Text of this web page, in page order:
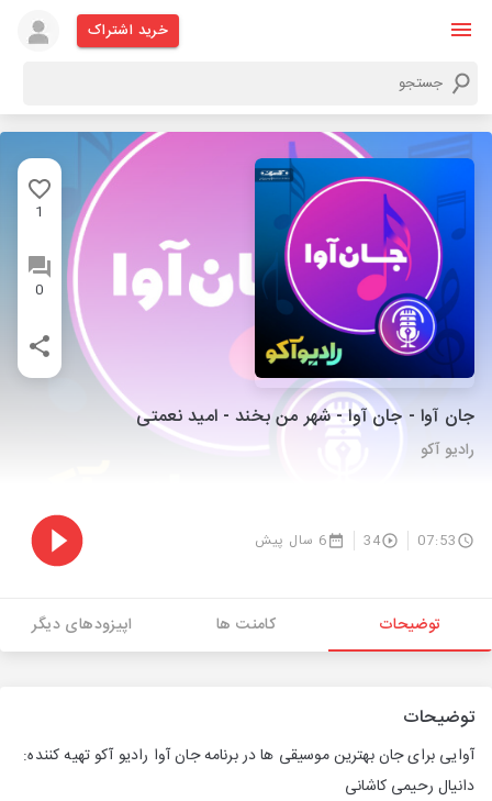
خرید اشتراک
1
0
جان آوا - جان آوا - شهر من بخند - امید نعمتی
رادیو آکو
07:53
34 6 سال پیش
توضیحات کامنت ها اپیزودهای دیگر
توضیحات
آوایی برای جان بهترین موسیقی ها در برنامه جان آوا رادیو آکو تهیه کننده:
دانیال رحیمی کاشانی